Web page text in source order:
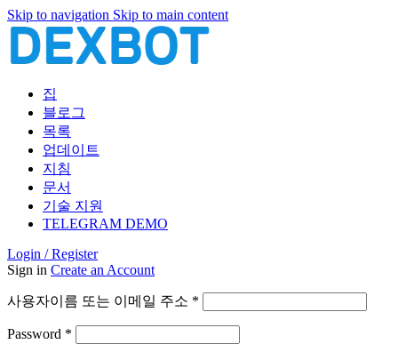
Skip to navigation Skip to main content
집
블로그
목록
업데이트
지침
문서
기술 지원
TELEGRAM DEMO
Login / Register
Sign in Create an Account
사용자이름 또는 이메일 주소 *
Password *